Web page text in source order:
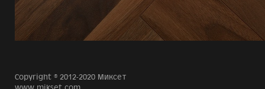
Copyright © 2012-2020 Миксет